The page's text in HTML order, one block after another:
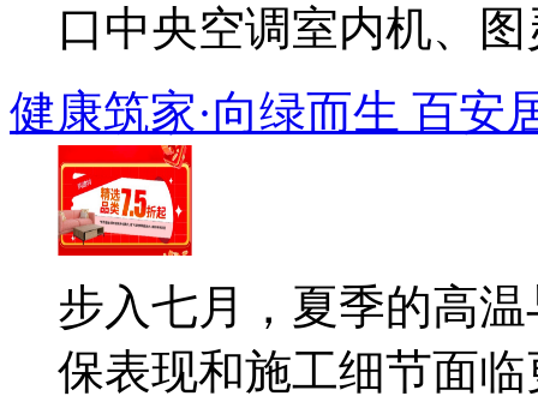
口中央空调室内机、图
健康筑家·向绿而生 百安
步入七月，夏季的高
保表现和施工细节面